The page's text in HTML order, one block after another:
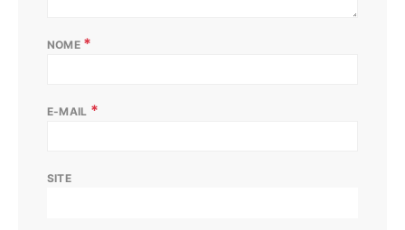
NOME *
E-MAIL *
SITE